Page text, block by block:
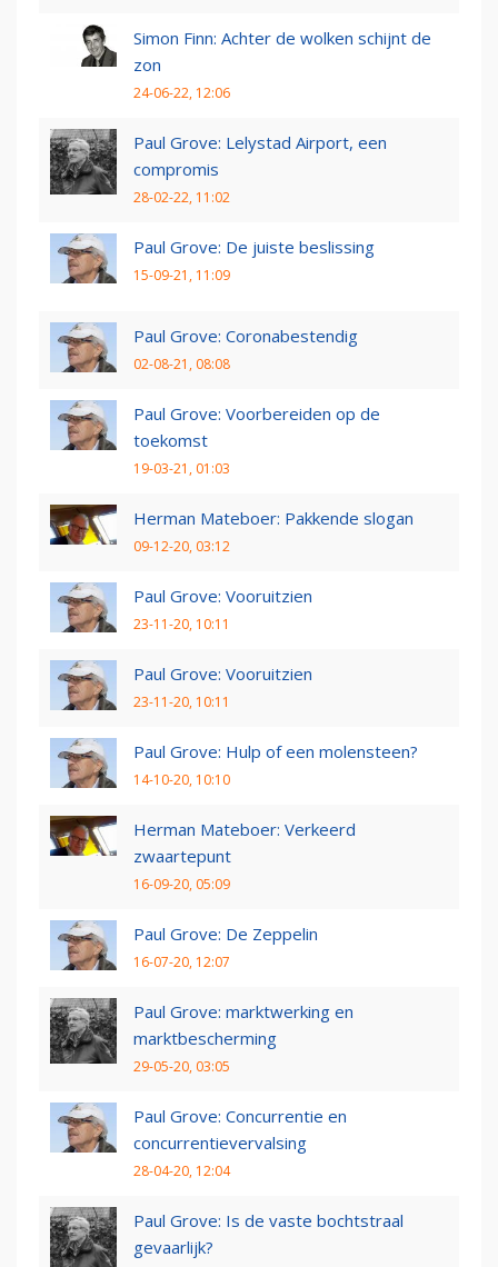
Simon Finn: Achter de wolken schijnt de
zon
24-06-22, 12:06
Paul Grove: Lelystad Airport, een
compromis
28-02-22, 11:02
Paul Grove: De juiste beslissing
15-09-21, 11:09
Paul Grove: Coronabestendig
02-08-21, 08:08
Paul Grove: Voorbereiden op de
toekomst
19-03-21, 01:03
Herman Mateboer: Pakkende slogan
09-12-20, 03:12
Paul Grove: Vooruitzien
23-11-20, 10:11
Paul Grove: Vooruitzien
23-11-20, 10:11
Paul Grove: Hulp of een molensteen?
14-10-20, 10:10
Herman Mateboer: Verkeerd
zwaartepunt
16-09-20, 05:09
Paul Grove: De Zeppelin
16-07-20, 12:07
Paul Grove: marktwerking en
marktbescherming
29-05-20, 03:05
Paul Grove: Concurrentie en
concurrentievervalsing
28-04-20, 12:04
Paul Grove: Is de vaste bochtstraal
gevaarlijk?